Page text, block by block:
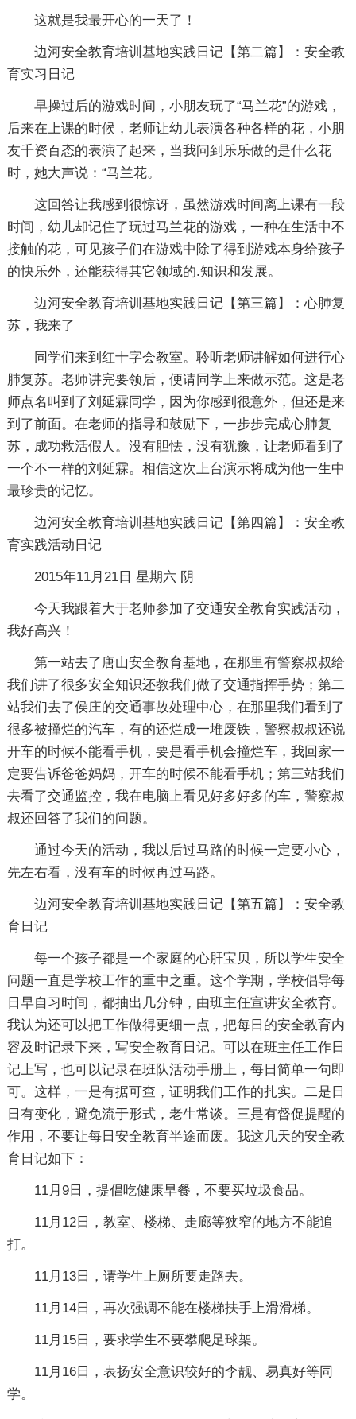
这就是我最开心的一天了！
边河安全教育培训基地实践日记【第二篇】：安全教
育实习日记
早操过后的游戏时间，小朋友玩了“马兰花”的游戏，
后来在上课的时候，老师让幼儿表演各种各样的花，小朋
友千资百态的表演了起来，当我问到乐乐做的是什么花
时，她大声说：“马兰花。
这回答让我感到很惊讶，虽然游戏时间离上课有一段
时间，幼儿却记住了玩过马兰花的游戏，一种在生活中不
接触的花，可见孩子们在游戏中除了得到游戏本身给孩子
的快乐外，还能获得其它领域的.知识和发展。
边河安全教育培训基地实践日记【第三篇】：心肺复
苏，我来了
同学们来到红十字会教室。聆听老师讲解如何进行心
肺复苏。老师讲完要领后，便请同学上来做示范。这是老
师点名叫到了刘延霖同学，因为你感到很意外，但还是来
到了前面。在老师的指导和鼓励下，一步步完成心肺复
苏，成功救活假人。没有胆怯，没有犹豫，让老师看到了
一个不一样的刘延霖。相信这次上台演示将成为他一生中
最珍贵的记忆。
边河安全教育培训基地实践日记【第四篇】：安全教
育实践活动日记
2015年11月21日 星期六 阴
今天我跟着大于老师参加了交通安全教育实践活动，
我好高兴！
第一站去了唐山安全教育基地，在那里有警察叔叔给
我们讲了很多安全知识还教我们做了交通指挥手势；第二
站我们去了侯庄的交通事故处理中心，在那里我们看到了
很多被撞烂的汽车，有的还烂成一堆废铁，警察叔叔还说
开车的时候不能看手机，要是看手机会撞烂车，我回家一
定要告诉爸爸妈妈，开车的时候不能看手机；第三站我们
去看了交通监控，我在电脑上看见好多好多的车，警察叔
叔还回答了我们的问题。
通过今天的活动，我以后过马路的时候一定要小心，
先左右看，没有车的时候再过马路。
边河安全教育培训基地实践日记【第五篇】：安全教
育日记
每一个孩子都是一个家庭的心肝宝贝，所以学生安全
问题一直是学校工作的重中之重。这个学期，学校倡导每
日早自习时间，都抽出几分钟，由班主任宣讲安全教育。
我认为还可以把工作做得更细一点，把每日的安全教育内
容及时记录下来，写安全教育日记。可以在班主任工作日
记上写，也可以记录在班队活动手册上，每日简单一句即
可。这样，一是有据可查，证明我们工作的扎实。二是日
日有变化，避免流于形式，老生常谈。三是有督促提醒的
作用，不要让每日安全教育半途而废。我这几天的安全教
育日记如下：
11月9日，提倡吃健康早餐，不要买垃圾食品。
11月12日，教室、楼梯、走廊等狭窄的地方不能追
打。
11月13日，请学生上厕所要走路去。
11月14日，再次强调不能在楼梯扶手上滑滑梯。
11月15日，要求学生不要攀爬足球架。
11月16日，表扬安全意识较好的李靓、易真好等同
学。